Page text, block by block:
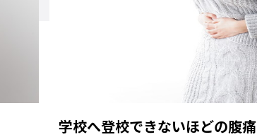
学校へ登校できないほどの腹痛